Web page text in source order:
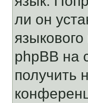
ли он
phpBB на
получить